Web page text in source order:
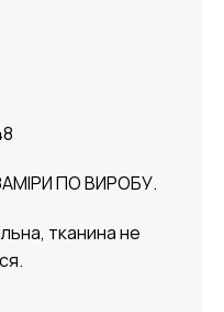
ПО ВИРОБУ.
тканина не